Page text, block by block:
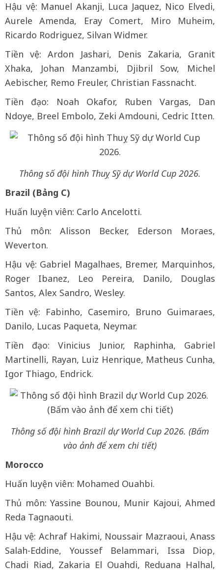
Hậu vệ: Manuel Akanji, Luca Jaquez, Nico Elvedi,
Aurele Amenda, Eray Comert, Miro Muheim,
Ricardo Rodriguez, Silvan Widmer.
Tiền vệ: Ardon Jashari, Denis Zakaria, Granit
Xhaka, Johan Manzambi, Djibril Sow, Michel
Aebischer, Remo Freuler, Christian Fassnacht.
Tiền đạo: Noah Okafor, Ruben Vargas, Dan
Ndoye, Breel Embolo, Zeki Amdouni, Cedric Itten.
Thông số đội hình Thuỵ Sỹ dự World Cup 2026.
Brazil (Bảng C)
Huấn luyện viên: Carlo Ancelotti.
Thủ môn: Alisson Becker, Ederson Moraes,
Weverton.
Hậu vệ: Gabriel Magalhaes, Bremer, Marquinhos,
Roger Ibanez, Leo Pereira, Danilo, Douglas
Santos, Alex Sandro, Wesley.
Tiền vệ: Fabinho, Casemiro, Bruno Guimaraes,
Danilo, Lucas Paqueta, Neymar.
Tiền đạo: Vinicius Junior, Raphinha, Gabriel
Martinelli, Rayan, Luiz Henrique, Matheus Cunha,
Igor Thiago, Endrick.
Thông số đội hình Brazil dự World Cup 2026. (Bấm
vào ảnh để xem chi tiết)
Morocco
Huấn luyện viên: Mohamed Ouahbi.
Thủ môn: Yassine Bounou, Munir Kajoui, Ahmed
Reda Tagnaouti.
Hậu vệ: Achraf Hakimi, Noussair Mazraoui, Anass
Salah-Eddine, Youssef Belammari, Issa Diop,
Chadi Riad, Zakaria El Ouahdi, Reduana Halhal,